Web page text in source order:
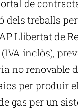
de
dels treballs
Llibertat de
(IVA inclòs),
no renovable
per produir
gas per un